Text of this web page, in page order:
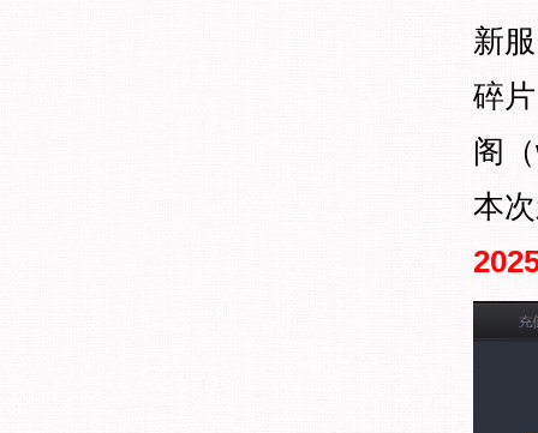
新
碎
阁
本